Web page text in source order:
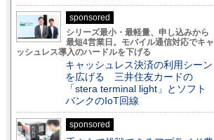
sponsored
シリーズ最小・最軽量、申し込みから
最短4営業日。モバイル通信対応でキャ
ッシュレス導入のハードルを下げる
キャッシュレス決済の利用シーン
を広げる 三井住友カードの
「stera terminal light」とソフト
バンクのIoT回線
sponsored